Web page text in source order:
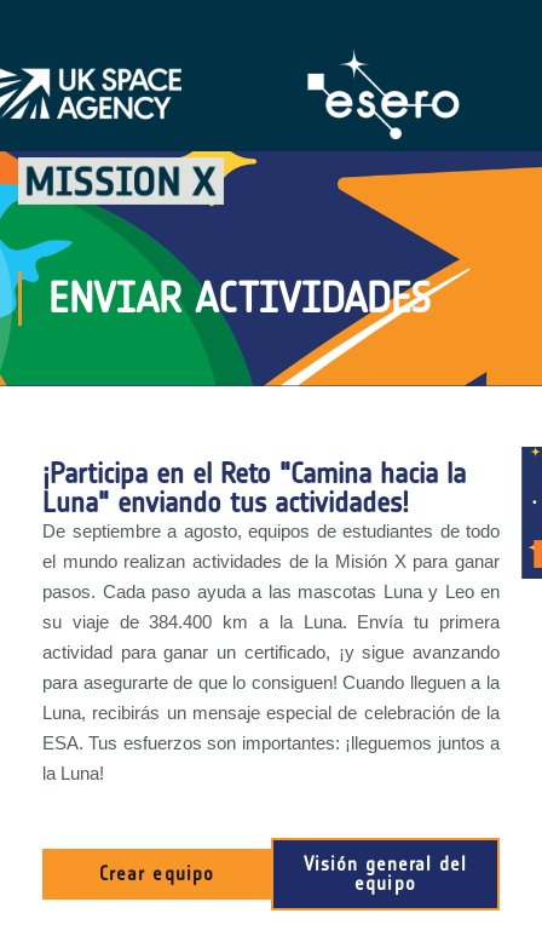
ENVIAR ACTIVIDADES
¡Participa en el Reto "Camina hacia la
Luna" enviando tus actividades!
De septiembre a agosto, equipos de estudiantes de todo
el mundo realizan actividades de la Misión X para ganar
pasos. Cada paso ayuda a las mascotas Luna y Leo en
su viaje de 384.400 km a la Luna. Envía tu primera
actividad para ganar un certificado, ¡y sigue avanzando
para asegurarte de que lo consiguen! Cuando lleguen a la
Luna, recibirás un mensaje especial de celebración de la
ESA. Tus esfuerzos son importantes: ¡lleguemos juntos a
la Luna!
Crear equipo
Visión general del
equipo